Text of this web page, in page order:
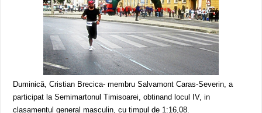
Duminică, Cristian Brecica- membru Salvamont Caras-Severin, a
participat la Semimartonul Timisoarei, obtinand locul IV, in
clasamentul general masculin, cu timpul de 1:16,08.